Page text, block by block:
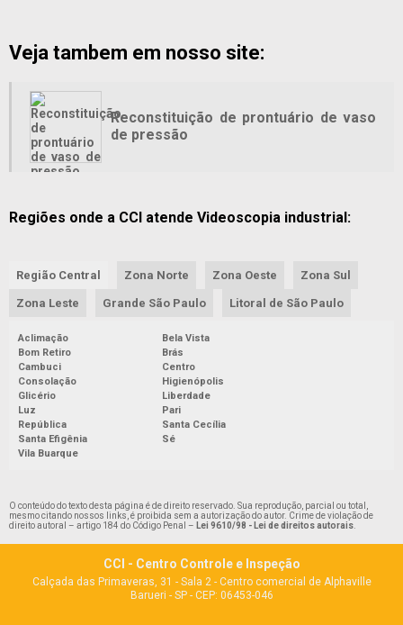
ENSAIOS NÃO DESTRUTIVOS
ENSAIO PMI
ENSAIOS NÃO DESTRUTIVOS EM CALDEIRAS
ENSAIOS NÃO DESTRUTIVOS EM TUBULAÇÕES
ENSAIOS POR PARTÍCULAS MAGNÉTICAS
INSPEÇÃO DE SEGURANÇA EM VASOS DE PRESSÃO
INSPEÇÃO DE TUBULAÇÃO
INSPEÇÃO DE TUBULAÇÃO INDUSTRIAL
INSPEÇÃO DE TUBULAÇÕES E DUTOS INDUSTRIAIS
INSPEÇÃO DE VASOS SOB PRESSÃO
INSPEÇÃO EM TANQUES ATMOSFÉRICOS
INSPEÇÃO EM TANQUES DE COMBUSTÍVEL
INSPEÇÃO EM TUBULAÇÃO DE GÁS
Veja tambem em nosso site:
Reconstituição de prontuário de vaso
de pressão
Regiões onde a CCI atende Videoscopia industrial:
Região Central Zona Norte Zona Oeste Zona Sul
Zona Leste Grande São Paulo Litoral de São Paulo
Aclimação
Bela Vista
Bom Retiro
Brás
Cambuci
Centro
Consolação
Higienópolis
Glicério
Liberdade
Luz
Pari
República
Santa Cecília
Santa Efigênia
Sé
Vila Buarque
O conteúdo do texto desta página é de direito reservado. Sua reprodução, parcial ou total,
mesmo citando nossos links, é proibida sem a autorização do autor. Crime de violação de
direito autoral – artigo 184 do Código Penal – Lei 9610/98 - Lei de direitos autorais
CCI - Centro Controle e Inspeção
Calçada das Primaveras, 31 - Sala 2 - Centro comercial de Alphaville
Barueri - SP - CEP: 06453-046